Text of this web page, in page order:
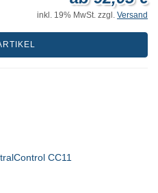
inkl. 19% MwSt. zzgl. Versand